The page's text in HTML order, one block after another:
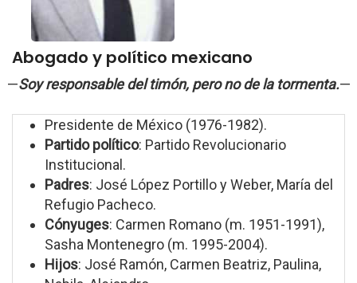
Abogado y político mexicano
—Soy responsable del timón, pero no de la tormenta.—
Presidente de México (1976-1982).
Partido político: Partido Revolucionario
Institucional.
Padres: José López Portillo y Weber, María del
Refugio Pacheco.
Cónyuges: Carmen Romano (m. 1951-1991),
Sasha Montenegro (m. 1995-2004).
Hijos: José Ramón, Carmen Beatriz, Paulina,